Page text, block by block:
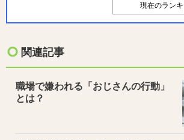
現在のラン
関連記事
職場で嫌われる「おじさんの行動」
とは？